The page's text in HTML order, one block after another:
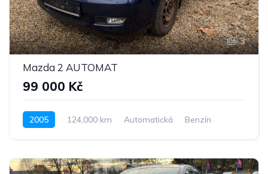
3
Mazda 2 AUTOMAT
99 000 Kč
2005 124,000 km Automatická
Benzín